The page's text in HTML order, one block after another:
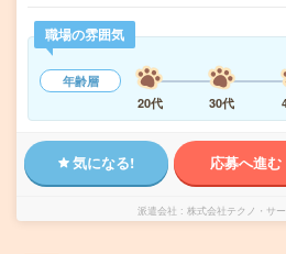
職場の雰囲気
年齢層
20代
30代
気になる! 応募へ進む
派遣会社 株式会社テクノ・サ